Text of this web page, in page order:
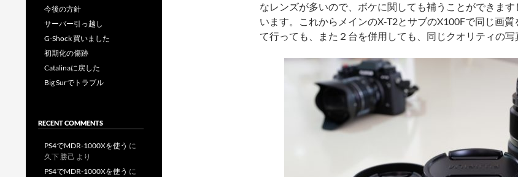
なレンズが多いので、ボケに関しても補うことができま
います。これからメインのX-T2とサブのX100Fで同じ画
て行っても、また２台を併用しても、同じクオリティの写
今後の方針
サーバー引っ越し
G-Shock 買いました
初期化の傷跡
Catalinaに戻した
Big Surでトラブル
RECENT COMMENTS
PS4でMDR-1000Xを使う に
久下 勝己 より
PS4でMDR-1000Xを使う に